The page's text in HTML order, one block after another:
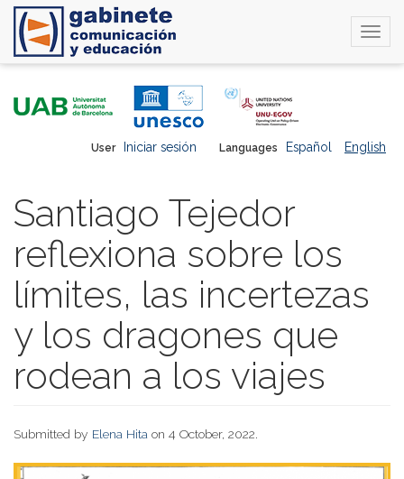
Languages Español English
User Iniciar sesión
Santiago Tejedor
reflexiona sobre los
límites, las incertezas
y los dragones que
rodean a los viajes
Submitted by Elena Hita on 4 October, 2022.